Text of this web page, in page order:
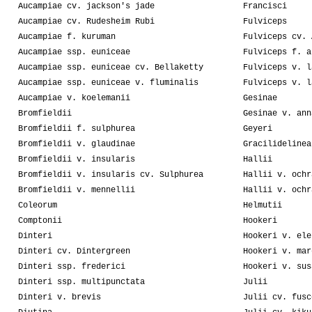
Aucampiae cv. jackson's jade
Aucampiae cv. Rudesheim Rubi
Aucampiae f. kuruman
Aucampiae ssp. euniceae
Aucampiae ssp. euniceae cv. Bellaketty
Aucampiae ssp. euniceae v. fluminalis
Aucampiae v. koelemanii
Bromfieldii
Bromfieldii f. sulphurea
Bromfieldii v. glaudinae
Bromfieldii v. insularis
Bromfieldii v. insularis cv. Sulphurea
Bromfieldii v. mennellii
Coleorum
Comptonii
Dinteri
Dinteri cv. Dintergreen
Dinteri ssp. frederici
Dinteri ssp. multipunctata
Dinteri v. brevis
Francisci
Fulviceps
Fulviceps cv.
Fulviceps f.
Fulviceps v.
Fulviceps v.
Gesinae
Gesinae v.
Geyeri
Hallii
Hallii v.
Hallii v.
Helmutii
Hookeri
Hookeri v.
Hookeri v.
Hookeri v.
Julii
Julii cv.